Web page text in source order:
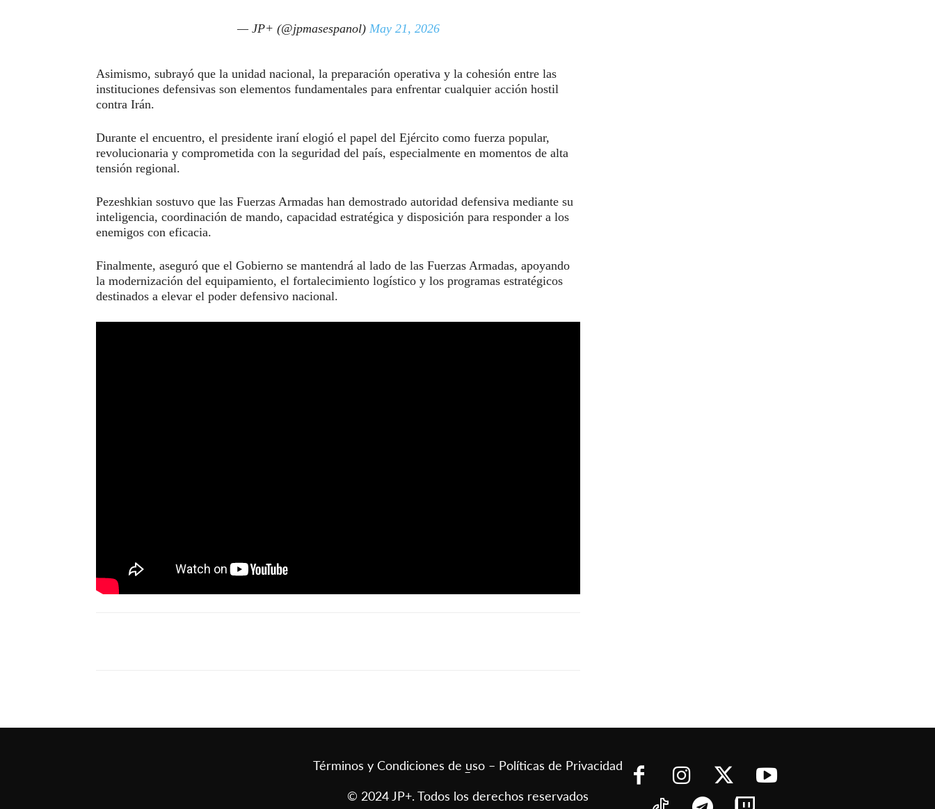
— JP+ (@jpmasespanol) May 21, 2026
Asimismo, subrayó que la unidad nacional, la preparación operativa y la cohesión entre las
instituciones defensivas son elementos fundamentales para enfrentar cualquier acción hostil
contra Irán.
Durante el encuentro, el presidente iraní elogió el papel del Ejército como fuerza popular,
revolucionaria y comprometida con la seguridad del país, especialmente en momentos de alta
tensión regional.
Pezeshkian sostuvo que las Fuerzas Armadas han demostrado autoridad defensiva mediante su
inteligencia, coordinación de mando, capacidad estratégica y disposición para responder a los
enemigos con eficacia.
Finalmente, aseguró que el Gobierno se mantendrá al lado de las Fuerzas Armadas, apoyando
la modernización del equipamiento, el fortalecimiento logístico y los programas estratégicos
destinados a elevar el poder defensivo nacional.
Términos y Condiciones de uso – Políticas de Privacidad
–
© 2024 JP+. Todos los derechos reservados